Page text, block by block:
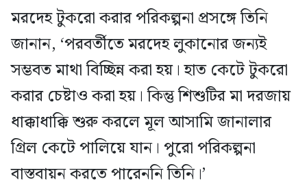
মরদেহ টুকরো করার পরিকল্পনা প্রসঙ্গে তিনি
জানান, ‘পরবর্তীতে মরদেহ লুকানোর জন্যই
সম্ভবত মাথা বিচ্ছিন্ন করা হয়। হাত কেটে টুকরো
করার চেষ্টাও করা হয়। কিন্তু শিশুটির মা দরজায়
ধাক্কাধাক্কি শুরু করলে মূল আসামি জানালার
গ্রিল কেটে পালিয়ে যান। পুরো পরিকল্পনা
বাস্তবায়ন করতে পারেননি তিনি।’